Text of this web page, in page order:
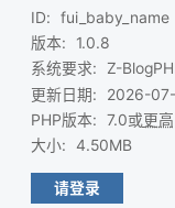
ID:
fui_baby_name
版本:
1.0.8
系统要求:
Z-
更新日期:
2026-
PHP版本: 7.0或更高
大小: 4.50MB
请登录